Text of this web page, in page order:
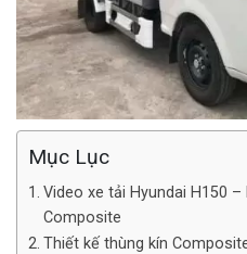
Mục Lục
Video xe tải Hyundai H150
Composite
Thiết kế thùng kín